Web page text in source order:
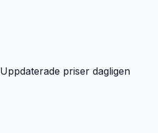
Uppdaterade priser dagligen